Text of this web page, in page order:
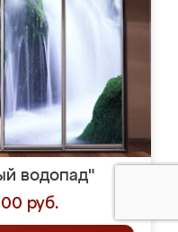
водопад"
руб.